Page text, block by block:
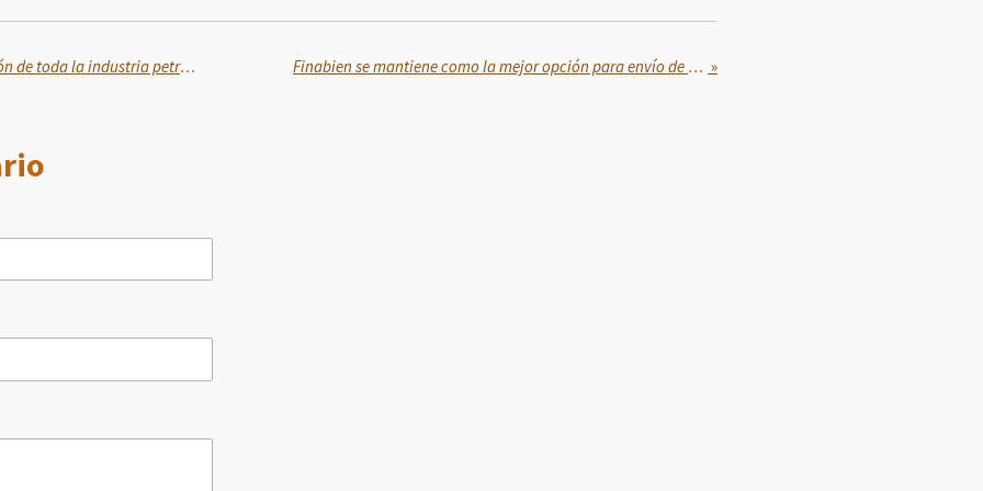
Sheinbaum destaca recuperación de toda la industria petroquímica de PEMEX Finabien se mantiene como la mejor opción para envío de dinero »